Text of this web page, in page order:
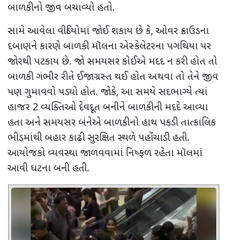
બાળકીનો જીવ બચાવ્યો હતો.
સામે આવેલા વીડિયોમાં જોઈ શકાય છે કે, ઓવર ક્રાઉડના
દબાણને કારણે બાળકી મૉલના એસ્કેલેટરના પગથિયા પર
જોરથી પટકાય છે. જો સમયસર કોઈએ મદદ ન કરી હોત તો
બાળકી ગંભીર રીતે ઈજાગ્રસ્ત થઈ હોત અથવા તો તેને જીવ
પણ ગુમાવવો પડ્યો હોત. જોકે, આ સમયે સદભાગ્યે ત્યાં
હાજર 2 વ્યક્તિઓ દેવદૂત બનીને બાળકીની મદદે આવ્યા
હતા અને સમયસર બંનેએ બાળકીનો હાથ પકડી તાત્કાલિક
ભીડમાંથી બહાર કાઢી સુરક્ષિત સ્થળે પહોંચાડી હતી.
આયોજકો વ્યવસ્થા જાળવવામાં નિષ્ફળ રહેતા મૉલમાં
આવી ઘટના બની હતી.